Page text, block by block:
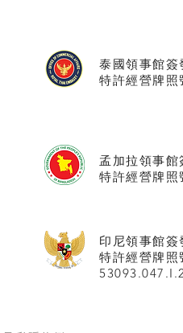
印尼領事館簽
特許經營牌照
孟加拉領事館
特許經營牌照
泰國領事館簽
特許經營牌